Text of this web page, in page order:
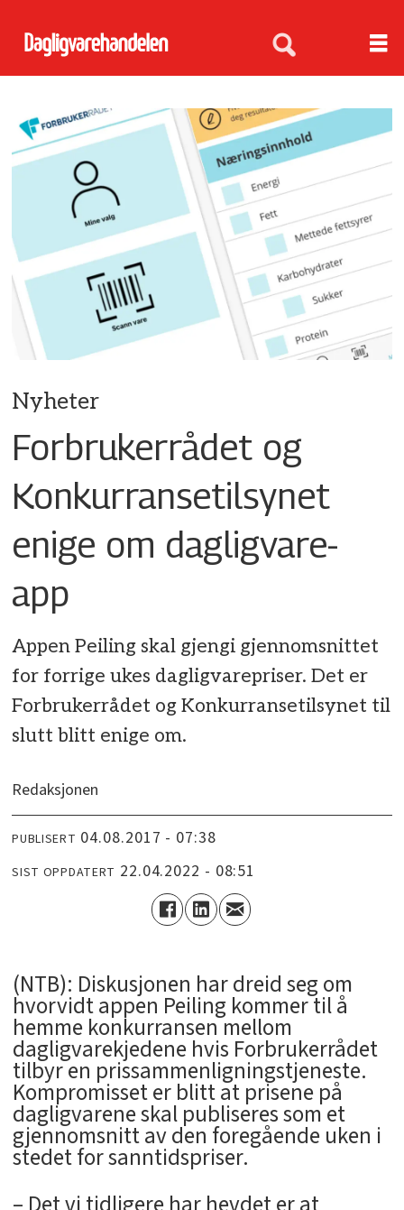
Nyheter
Forbrukerrådet og
Konkurransetilsynet
enige om dagligvare-
app
Appen Peiling skal gjengi gjennomsnittet
for forrige ukes dagligvarepriser. Det er
Forbrukerrådet og Konkurransetilsynet til
slutt blitt enige om.
Redaksjonen
PUBLISERT 04.08.2017 - 07:38
SIST OPPDATERT 22.04.2022 - 08:51
(NTB): Diskusjonen har dreid seg om
hvorvidt appen Peiling kommer til å
hemme konkurransen mellom
dagligvarekjedene hvis Forbrukerrådet
tilbyr en prissammenligningstjeneste.
Kompromisset er blitt at prisene på
dagligvarene skal publiseres som et
gjennomsnitt av den foregående uken i
stedet for sanntidspriser.